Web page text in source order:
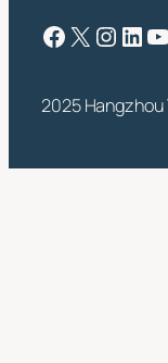
Facebook X Instagram LinkedIn YouTube
2025 Hangzhou